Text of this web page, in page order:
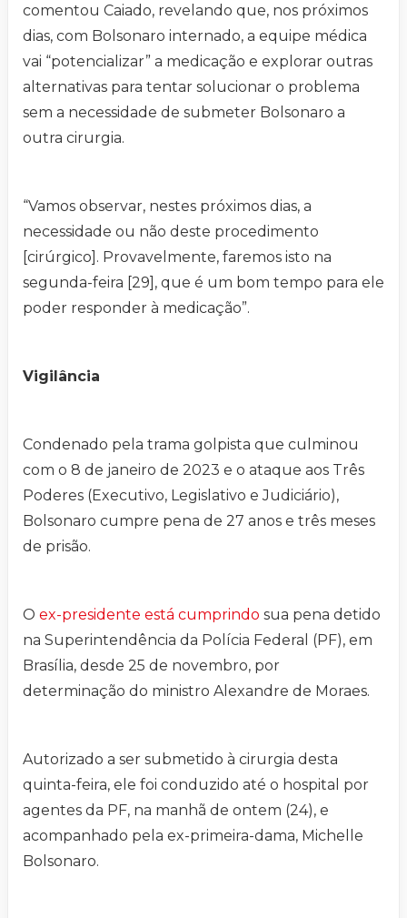
comentou Caiado, revelando que, nos próximos
dias, com Bolsonaro internado, a equipe médica
vai “potencializar” a medicação e explorar outras
alternativas para tentar solucionar o problema
sem a necessidade de submeter Bolsonaro a
outra cirurgia.
“Vamos observar, nestes próximos dias, a
necessidade ou não deste procedimento
[cirúrgico]. Provavelmente, faremos isto na
segunda-feira [29], que é um bom tempo para ele
poder responder à medicação”.
Vigilância
Condenado pela trama golpista que culminou
com o 8 de janeiro de 2023 e o ataque aos Três
Poderes (Executivo, Legislativo e Judiciário),
Bolsonaro cumpre pena de 27 anos e três meses
de prisão.
O ex-presidente está cumprindo sua pena detido
na Superintendência da Polícia Federal (PF), em
Brasília, desde 25 de novembro, por
determinação do ministro Alexandre de Moraes.
Autorizado a ser submetido à cirurgia desta
quinta-feira, ele foi conduzido até o hospital por
agentes da PF, na manhã de ontem (24), e
acompanhado pela ex-primeira-dama, Michelle
Bolsonaro.